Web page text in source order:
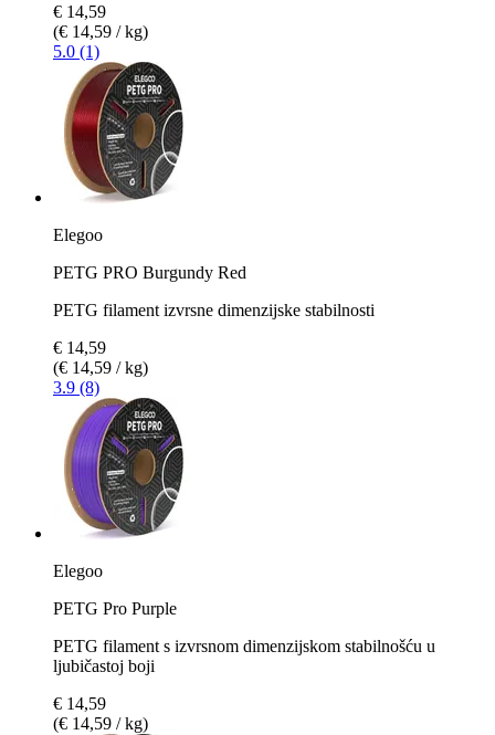
€ 14,59
(€ 14,59 / kg)
5.0 (1)
Elegoo
PETG PRO Burgundy Red
PETG filament izvrsne dimenzijske stabilnosti
€ 14,59
(€ 14,59 / kg)
3.9 (8)
Elegoo
PETG Pro Purple
PETG filament s izvrsnom dimenzijskom stabilnošću u
ljubičastoj boji
€ 14,59
(€ 14,59 / kg)